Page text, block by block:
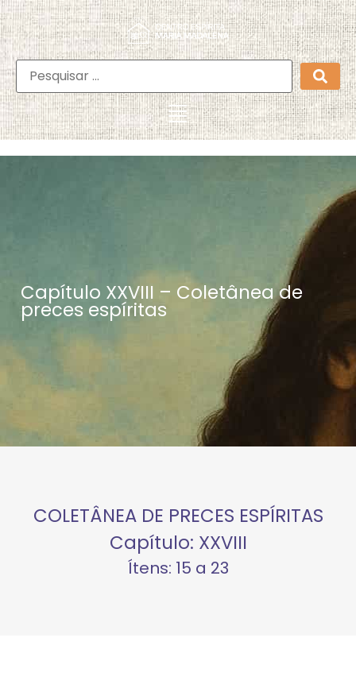
Capítulo XXVIII – Coletânea de
preces espíritas
COLETÂNEA DE PRECES ESPÍRITAS
Capítulo: XXVIII
Ítens: 15 a 23